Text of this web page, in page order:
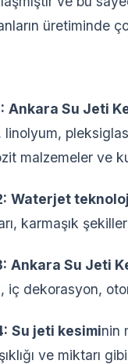
üretiminde
Ankara Su Jeti
linolyum,
malzemeler ve
Waterjet
karmaşık
Ankara Su Jeti
iç dekorasyon,
Su jeti kesiminin
ve miktarı